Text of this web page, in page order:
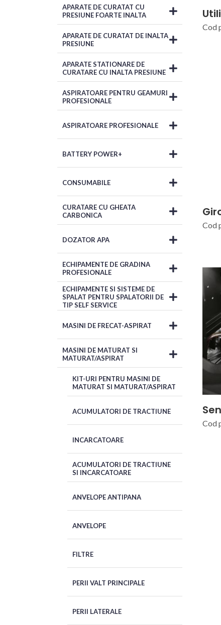
Cod
Cod
Cod
APARATE DE CURATAT CU
PRESIUNE FOARTE INALTA
APARATE DE CURATAT DE INALTA
PRESIUNE
APARATE STATIONARE DE
CURATARE CU INALTA PRESIUNE
ASPIRATOARE PENTRU GEAMURI
PROFESIONALE
ASPIRATOARE PROFESIONALE
BATTERY POWER+
CONSUMABILE
CURATARE CU GHEATA
CARBONICA
DOZATOR APA
ECHIPAMENTE DE GRADINA
PROFESIONALE
ECHIPAMENTE SI SISTEME DE
SPALAT PENTRU SPALATORII DE
TIP SELF SERVICE
MASINI DE FRECAT-ASPIRAT
MASINI DE MATURAT SI
MATURAT/ASPIRAT
KIT-URI PENTRU MASINI DE
MATURAT SI MATURAT/ASPIRAT
ACUMULATORI DE TRACTIUNE
INCARCATOARE
ACUMULATORI DE TRACTIUNE
SI INCARCATOARE
ANVELOPE ANTIPANA
ANVELOPE
FILTRE
PERII VALT PRINCIPALE
PERII LATERALE